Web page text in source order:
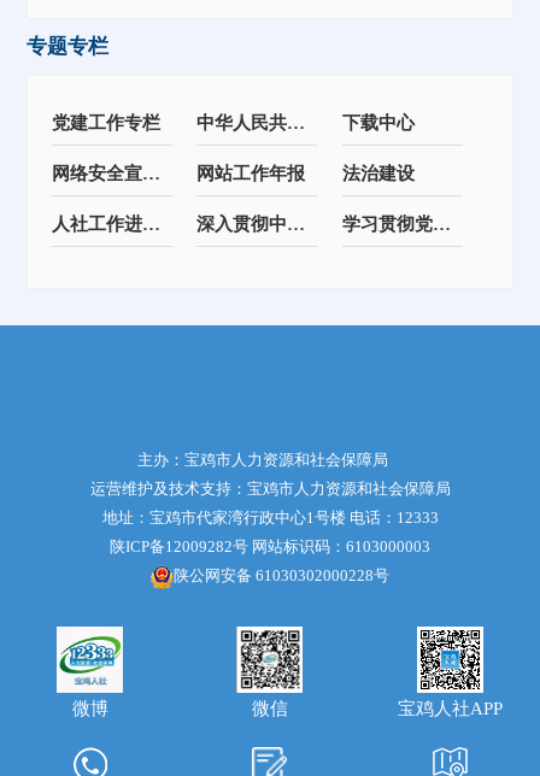
专题专栏
党建工作专栏 中华人民共和国民法典 下载中心
网络安全宣传周 网站工作年报 法治建设
人社工作进园区 深入贯彻中央八项规定精神学习教育 学习贯彻党的二十届四中全会精神
主办：宝鸡市人力资源和社会保障局
运营维护及技术支持：宝鸡市人力资源和社会保障局
地址：宝鸡市代家湾行政中心1号楼 电话：12333
陕ICP备12009282号 网站标识码：6103000003
陕公网安备 61030302000228号
微博 微信 宝鸡人社APP